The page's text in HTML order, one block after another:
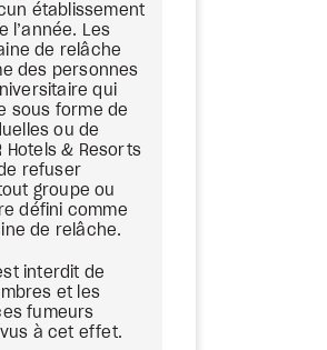
établissement
l’année. Les
de relâche
des personnes
qui
sous forme de
ou de
Hotels & Resorts
refuser
groupe ou
défini comme
de relâche.
interdit de
et les
fumeurs
à cet effet.